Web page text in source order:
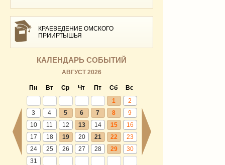
КРАЕВЕДЕНИЕ ОМСКОГО
ПРИИРТЫШЬЯ
КАЛЕНДАРЬ СОБЫТИЙ
АВГУСТ 2026
Пн Вт Ср Чт Пт Сб
Вс
1
2
3
4 5 6 7 8
9
10
11 12 13 14 15
16
17
18 19 20 21 22
23
24
25 26 27 28 29
30
31